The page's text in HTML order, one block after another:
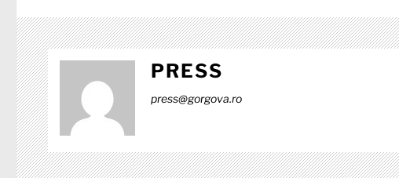
PRESS
press@gorgova.ro